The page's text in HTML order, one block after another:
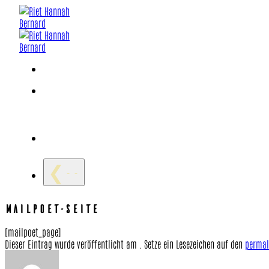
Inhalt
springen
❮--
MAILPOET-SEITE
[mailpoet_page]
Dieser Eintrag wurde veröffentlicht am . Setze ein Lesezeichen auf den